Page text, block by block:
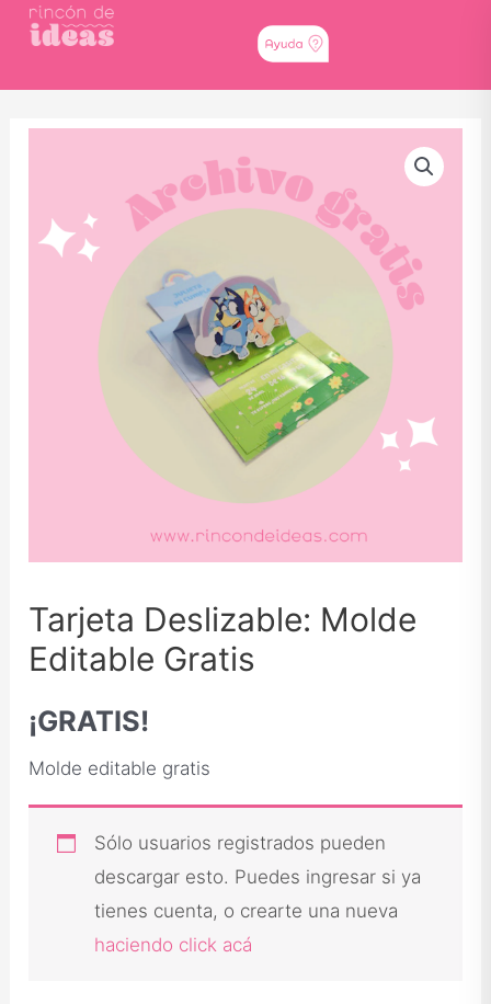
Tarjeta Deslizable: Molde
Editable Gratis
¡GRATIS!
Molde editable gratis
Sólo usuarios registrados pueden
descargar esto. Puedes ingresar si ya
tienes cuenta, o crearte una nueva
haciendo click acá